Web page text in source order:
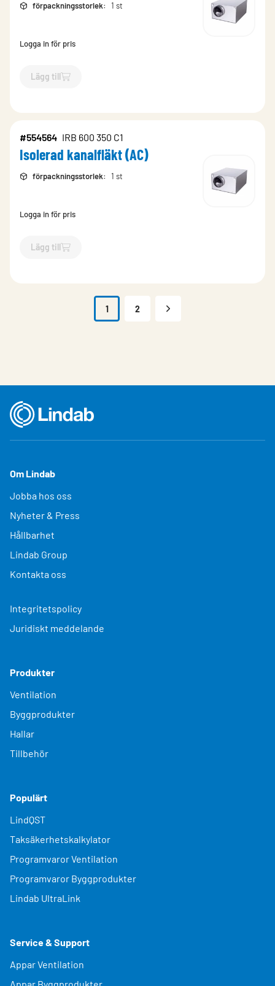
förpackningsstorlek: 1 st
Logga in för pris
Lägg till
`$Lägg till
#554564 IRB 600 350 C1
Isolerad kanalfläkt (AC)
förpackningsstorlek: 1 st
Logga in för pris
Lägg till
`$Lägg till
1 2
Om Lindab
Jobba hos oss
Nyheter & Press
Hållbarhet
Lindab Group
Kontakta oss
Integritetspolicy
Juridiskt meddelande
Produkter
Ventilation
Byggprodukter
Hallar
Tillbehör
Populärt
LindQST
Taksäkerhetskalkylator
Programvaror Ventilation
Programvaror Byggprodukter
Lindab UltraLink
Service & Support
Appar Ventilation